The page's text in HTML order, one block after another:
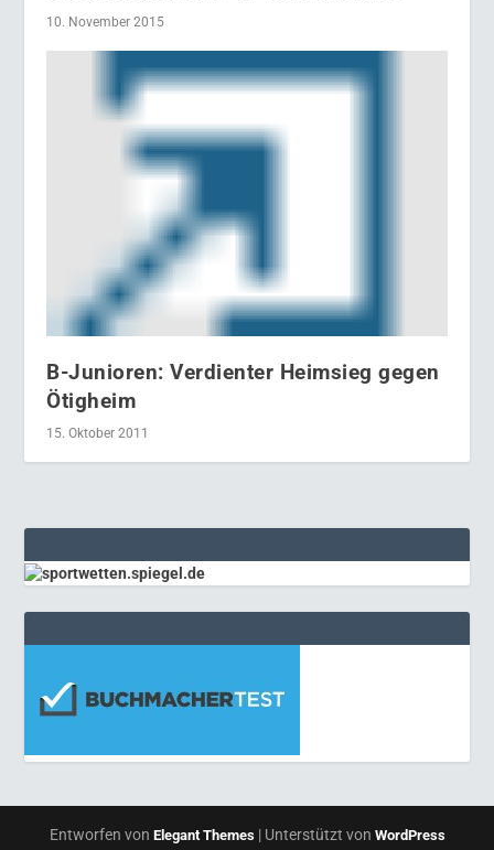
10. November 2015
B-Junioren: Verdienter Heimsieg gegen
Ötigheim
15. Oktober 2011
Entworfen von Elegant Themes| Unterstützt von WordPress